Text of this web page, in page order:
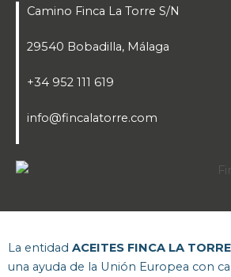
Camino Finca La Torre S/N
29540 Bobadilla, Málaga
+34 952 111 619
info@fincalatorre.com
La entidad ACEITES FINCA LA
una ayuda de la Unión Europea con